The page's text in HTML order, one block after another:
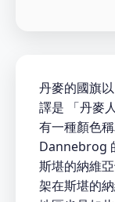
丹麥的國旗
譯是 「丹麥
有一種顏色
Dannebrog
斯堪的納維
架在斯堪的